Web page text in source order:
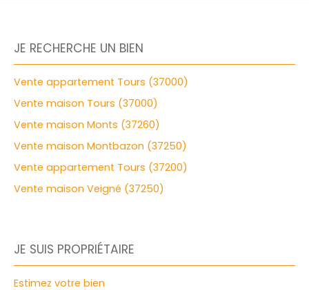
JE RECHERCHE UN BIEN
Vente appartement Tours (37000)
Vente maison Tours (37000)
Vente maison Monts (37260)
Vente maison Montbazon (37250)
Vente appartement Tours (37200)
Vente maison Veigné (37250)
JE SUIS PROPRIÉTAIRE
Estimez votre bien